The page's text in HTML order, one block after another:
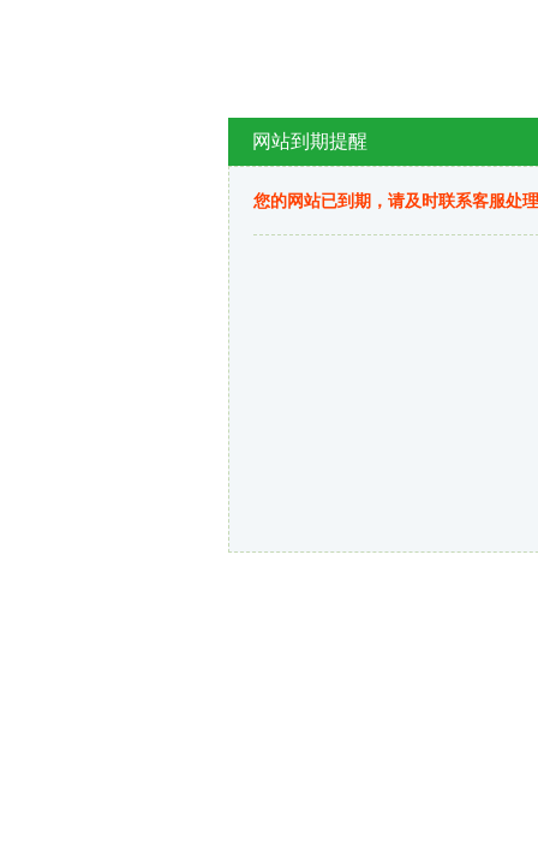
网站到期提醒
您的网站已到期，请及时联系客服处理